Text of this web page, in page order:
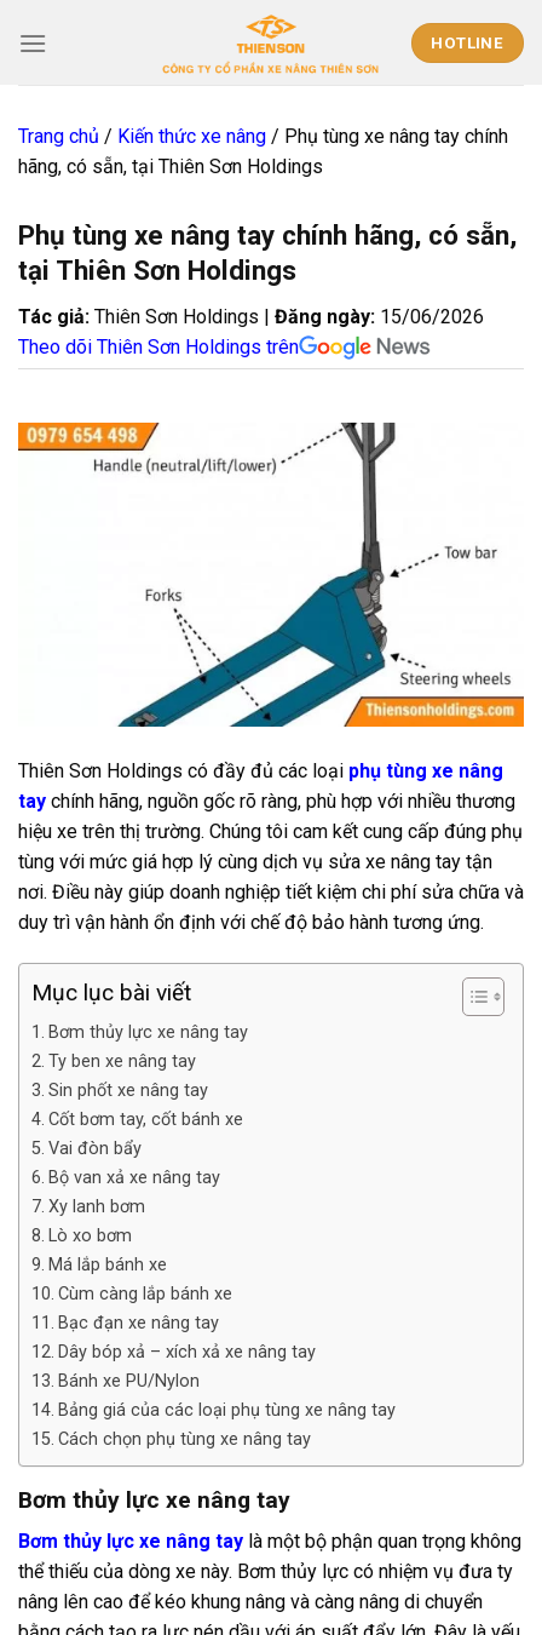
HOTLINE
Trang chủ / Kiến thức xe nâng / Phụ tùng xe nâng tay chính
hãng, có sẵn, tại Thiên Sơn Holdings
Phụ tùng xe nâng tay chính hãng, có sẵn,
tại Thiên Sơn Holdings
Tác giả: Thiên Sơn Holdings | Đăng ngày: 15/06/2026
Theo dõi Thiên Sơn Holdings trên
Thiên Sơn Holdings có đầy đủ các loại phụ tùng xe nâng
tay chính hãng, nguồn gốc rõ ràng, phù hợp với nhiều thương
hiệu xe trên thị trường. Chúng tôi cam kết cung cấp đúng phụ
tùng với mức giá hợp lý cùng dịch vụ sửa xe nâng tay tận
nơi. Điều này giúp doanh nghiệp tiết kiệm chi phí sửa chữa và
duy trì vận hành ổn định với chế độ bảo hành tương ứng.
Mục lục bài viết
Bơm thủy lực xe nâng tay
Ty ben xe nâng tay
Sin phốt xe nâng tay
Cốt bơm tay, cốt bánh xe
Vai đòn bẩy
Bộ van xả xe nâng tay
Xy lanh bơm
Lò xo bơm
Má lắp bánh xe
Cùm càng lắp bánh xe
Bạc đạn xe nâng tay
Dây bóp xả – xích xả xe nâng tay
Bánh xe PU/Nylon
Bảng giá của các loại phụ tùng xe nâng tay
Cách chọn phụ tùng xe nâng tay
Bơm thủy lực xe nâng tay
Bơm thủy lực xe nâng tay là một bộ phận quan trọng không
thể thiếu của dòng xe này. Bơm thủy lực có nhiệm vụ đưa ty
nâng lên cao để kéo khung nâng và càng nâng di chuyển